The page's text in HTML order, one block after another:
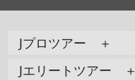
Jプロツアー ＋
Jエリートツアー ＋